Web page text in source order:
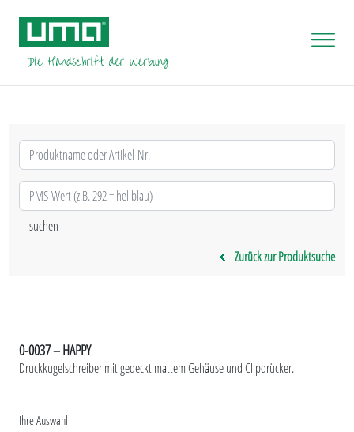
Zurück zur Produktsuche
0-0037 – HAPPY
Druckkugelschreiber mit gedeckt mattem Gehäuse und Clipdrücker.
Ihre Auswahl